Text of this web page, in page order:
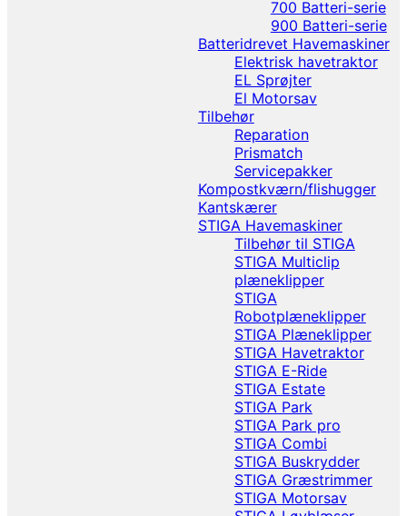
700 Batteri-serie
900 Batteri-serie
Batteridrevet Havemaskiner
Elektrisk havetraktor
EL Sprøjter
El Motorsav
Tilbehør
Reparation
Prismatch
Servicepakker
Kompostkværn/flishugger
Kantskærer
STIGA Havemaskiner
Tilbehør til STIGA
STIGA Multiclip
plæneklipper
STIGA
Robotplæneklipper
STIGA Plæneklipper
STIGA Havetraktor
STIGA E-Ride
STIGA Estate
STIGA Park
STIGA Park pro
STIGA Combi
STIGA Buskrydder
STIGA Græstrimmer
STIGA Motorsav